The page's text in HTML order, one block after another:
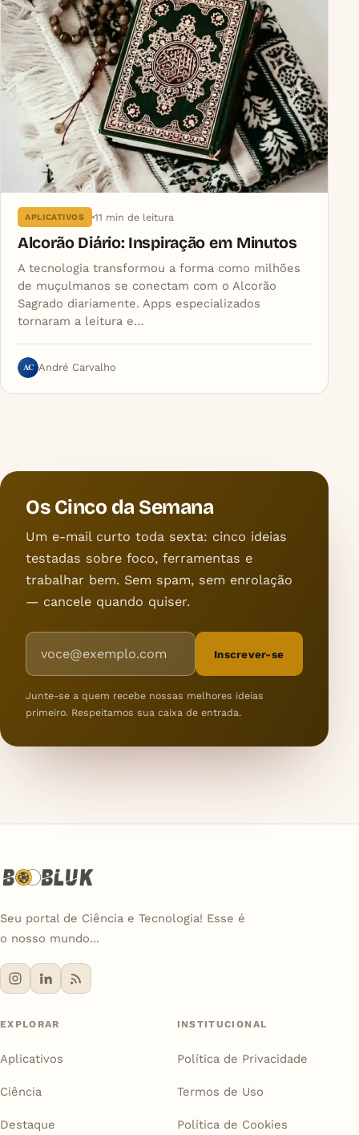
APLICATIVOS 11 min de leitura
Alcorão Diário: Inspiração em Minutos
A tecnologia transformou a forma como milhões
de muçulmanos se conectam com o Alcorão
Sagrado diariamente. Apps especializados
tornaram a leitura e…
AC André Carvalho
Os Cinco da Semana
Um e-mail curto toda sexta: cinco ideias
testadas sobre foco, ferramentas e
trabalhar bem. Sem spam, sem enrolação
— cancele quando quiser.
Endereço de e-mail
Inscrever-se
Junte-se a quem recebe nossas melhores ideias
primeiro. Respeitamos sua caixa de entrada.
Seu portal de Ciência e Tecnologia! Esse é
o nosso mundo...
EXPLORAR
Aplicativos
Ciência
Destaque
INSTITUCIONAL
Política de Privacidade
Termos de Uso
Política de Cookies